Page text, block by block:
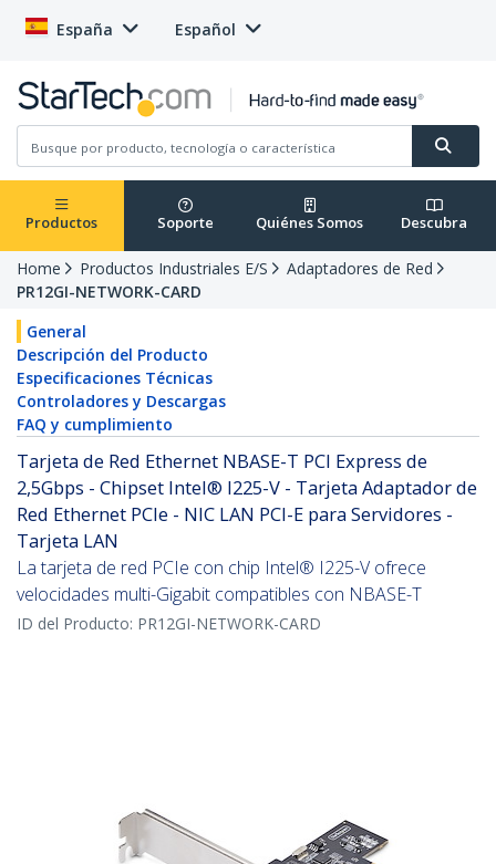
España Español
Productos Soporte Quiénes Somos Descubra
Home Productos Industriales E/S
Adaptadores de Red
PR12GI-NETWORK-CARD
General
Descripción del Producto
Especificaciones Técnicas
Controladores y Descargas
FAQ y cumplimiento
Tarjeta de Red Ethernet NBASE-T PCI Express de
2,5Gbps - Chipset Intel® I225-V - Tarjeta Adaptador de
Red Ethernet PCIe - NIC LAN PCI-E para Servidores -
Tarjeta LAN
La tarjeta de red PCIe con chip Intel® I225-V ofrece
velocidades multi-Gigabit compatibles con NBASE-T
ID del Producto: PR12GI-NETWORK-CARD